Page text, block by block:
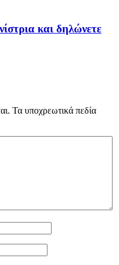
και δηλώνετε
Τα υποχρεωτικά πεδία